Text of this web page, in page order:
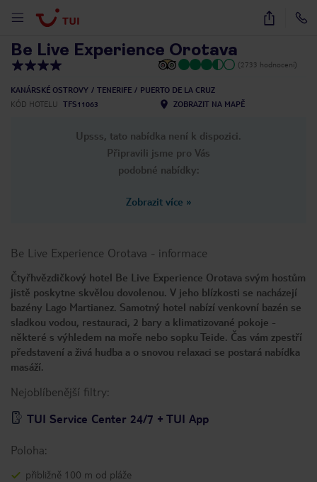
28
Be Live Experience Orotava
(2733 hodnocení)
KANÁRSKÉ OSTROVY TENERIFE
PUERTO DE LA CRUZ
KÓD HOTELU
TFS11063 ZOBRAZIT NA MAPĚ
Upsss, tato nabídka není k dispozici.
Připravili jsme pro Vás
podobné nabídky:
Zobrazit více »
Be Live Experience Orotava - informace
Čtyřhvězdičkový hotel Be Live Experience Orotava svým hostům
jistě poskytne skvělou dovolenou. V jeho blízkosti se nacházejí
bazény Lago Martianez. Samotný hotel nabízí venkovní bazén se
sladkou vodou, restauraci, 2 bary a klimatizované pokoje -
některé s výhledem na moře nebo sopku Teide. Čas vám zpestří
představení a živá hudba a o snovou relaxaci se postará nabídka
masáží.
Nejoblíbenější filtry:
TUI Service Center 24/7 + TUI App
Poloha:
přibližně 100 m od pláže